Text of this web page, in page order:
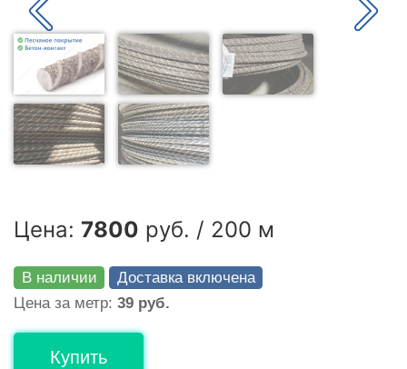
Цена: 7800 руб. / 200 м
В наличии
Доставка включена
Цена за метр: 39 руб.
Купить